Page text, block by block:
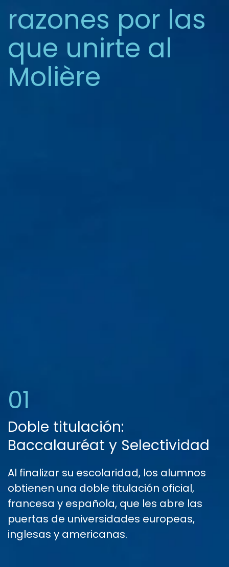
razones por las
que unirte al
Molière
01
Doble titulación:
Baccalauréat y Selectividad
Al finalizar su escolaridad, los alumnos
obtienen una doble titulación oficial,
francesa y española, que les abre las
puertas de universidades europeas,
inglesas y americanas.